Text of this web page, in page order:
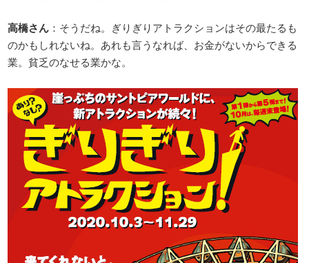
高橋さん ：そうだね。ぎりぎりアトラクションはその最たるも
のかもしれないね。あれも言うなれば、お金がないからできる
業。貧乏のなせる業かな。